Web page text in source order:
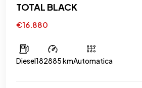
TOTAL BLACK
€16.880
Diesel182885 kmAutomatica